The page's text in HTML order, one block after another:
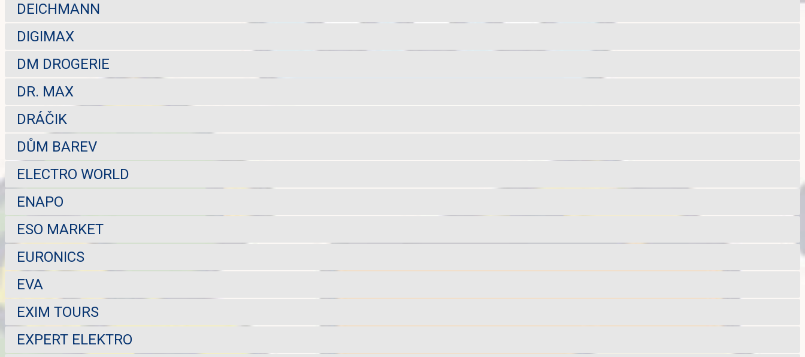
DEICHMANN
DIGIMAX
DM DROGERIE
DR. MAX
DRÁČIK
DŮM BAREV
ELECTRO WORLD
ENAPO
ESO MARKET
EURONICS
EVA
EXIM TOURS
EXPERT ELEKTRO